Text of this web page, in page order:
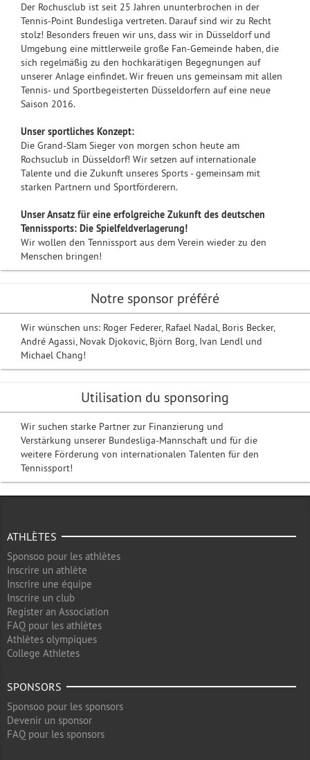
Der Rochusclub ist seit 25 Jahren ununterbrochen in der
Tennis-Point Bundesliga vertreten. Darauf sind wir zu Recht
stolz! Besonders freuen wir uns, dass wir in Düsseldorf und
Umgebung eine mittlerweile große Fan-Gemeinde haben, die
sich regelmäßig zu den hochkarätigen Begegnungen auf
unserer Anlage einfindet. Wir freuen uns gemeinsam mit allen
Tennis- und Sportbegeisterten Düsseldorfern auf eine neue
Saison 2016.
Unser sportliches Konzept:
Die Grand-Slam Sieger von morgen schon heute am
Rochsuclub in Düsseldorf! Wir setzen auf internationale
Talente und die Zukunft unseres Sports - gemeinsam mit
starken Partnern und Sportförderern.
Unser Ansatz für eine erfolgreiche Zukunft des deutschen
Tennissports: Die Spielfeldverlagerung!
Wir wollen den Tennissport aus dem Verein wieder zu den
Menschen bringen!
Notre sponsor préféré
Wir wünschen uns: Roger Federer, Rafael Nadal, Boris Becker,
André Agassi, Novak Djokovic, Björn Borg, Ivan Lendl und
Michael Chang!
Utilisation du sponsoring
Wir suchen starke Partner zur Finanzierung und
Verstärkung unserer Bundesliga-Mannschaft und für die
weitere Förderung von internationalen Talenten für den
Tennissport!
ATHLÈTES
Sponsoo pour les athlètes
Inscrire un athlète
Inscrire une équipe
Inscrire un club
Register an Association
FAQ pour les athlètes
Athlètes olympiques
College Athletes
SPONSORS
Sponsoo pour les sponsors
Devenir un sponsor
FAQ pour les sponsors